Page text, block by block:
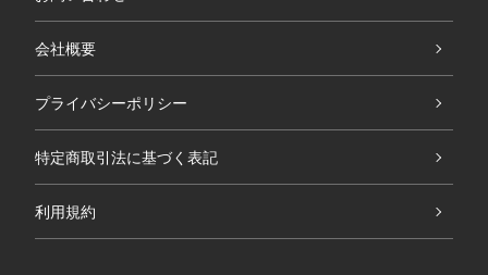
会社概要
プライバシーポリシー
特定商取引法に基づく表記
利用規約